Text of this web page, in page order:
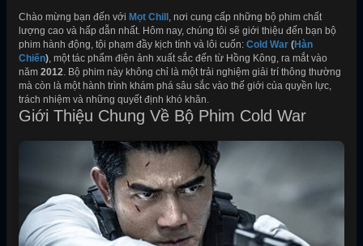
Chào mừng bạn đến với Mọt Chill , nơi cung cấp những bộ phim chất
lượng cao và hấp dẫn nhất. Hôm nay, chúng tôi sẽ giới thiệu đến bạn bộ
phim hành động, tội phạm đầy kịch tính và lôi cuốn: Cold War (Hàn
Chiến), một tác phẩm điện ảnh xuất sắc đến từ Hồng Kông, ra mắt vào
năm 2012. Bộ phim này không chỉ là một trải nghiệm giải trí thông thường
mà còn là một hành trình khám phá sâu sắc vào thế giới của quyền lực,
trách nhiệm và những quyết định khó khăn.
Giới Thiệu Chung Về Bộ Phim Cold War